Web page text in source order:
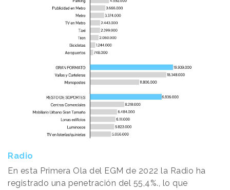
Radio
En esta Primera Ola del EGM de 2022 la Radio ha
registrado una penetración del 55,4%., lo que